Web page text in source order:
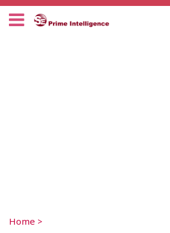
Home >